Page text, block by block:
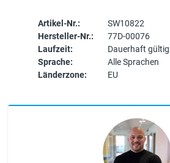
Artikel-Nr.:
SW10822
Hersteller-Nr.:
77D-00076
Laufzeit:
Dauerhaft gültig
Sprache:
Alle Sprachen
Länderzone:
EU